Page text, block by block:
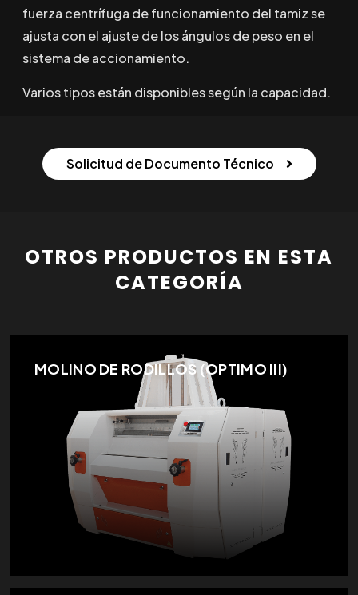
fuerza centrífuga de funcionamiento del tamiz se
ajusta con el ajuste de los ángulos de peso en el
sistema de accionamiento.
Varios tipos están disponibles según la capacidad.
Solicitud de Documento Técnico
OTROS PRODUCTOS EN ESTA
CATEGORÍA
MOLINO DE RODILLOS (OPTIMO III)